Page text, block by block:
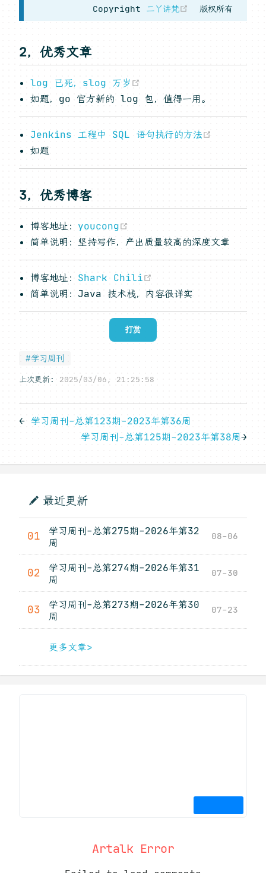
Copyright 二丫讲梵 (opens new
版权所有
2，优秀文章
log 已死，slog 万岁
如题，go 官方新的 log 包，值得一用。
Jenkins 工程中 SQL 语句执行的方法
如题
3，优秀博客
博客地址： youcong
简单说明：坚持写作，产出质量较高的深度文章
博客地址： Shark Chili
简单说明：Java 技术栈，内容很详实
打赏
#学习周刊
上次更新: 2025/03/06, 21:25:58
← 学习周刊-总第123期-2023年第36周
学习周刊-总第125期-2023年第38周→
最近更新
01
学习周刊-总第275期-2026年第32
周
08-06
02
学习周刊-总第274期-2026年第31
周
07-30
03
学习周刊-总第273期-2026年第30
周
07-23
更多文章>
Artalk Error